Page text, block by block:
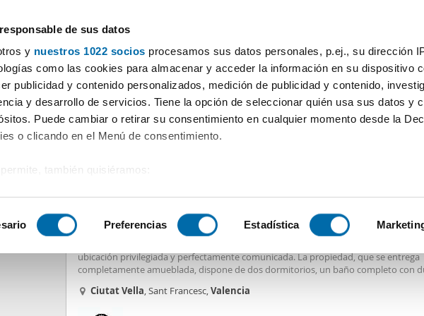
de sus datos
y nuestros 1022 socios procesamos sus datos personales, p.ej., su dirección
como las cookies para almacenar y acceder la información en su dispositivo
publicidad y contenido personalizados, medición de publicidad y contenido,
y desarrollo de servicios. Tiene la opción de seleccionar quién usa sus datos y
Puede cambiar o retirar su consentimiento en cualquier momento desde la
o clicando en el Menú de consentimiento.
también quisiéramos:
su dispositivo analizándolo activamente para buscar características
más información sobre cómo se procesan sus datos personales y establezca sus
en la
sección de datos. Puede cambiar o retirar su consentimiento en
Declaración de cookies.
Preferencias Estadística
Elegir distrito Habitaciones Más filtros - 2
Alquiler pisos Valencia Alquiler piso terraza Ciutat Vella Valencia
(63 viviendas)
Alquiler piso terraza y ascensor Ciutat vella
ubicación privilegiada y perfectamente comunicada. La propiedad, que se entrega
completamente amueblada, dispone de dos dormitorios, un baño completo con
igual que el dormitorio principal. La cocina
CiutatVella, Sant Francesc,Valencia